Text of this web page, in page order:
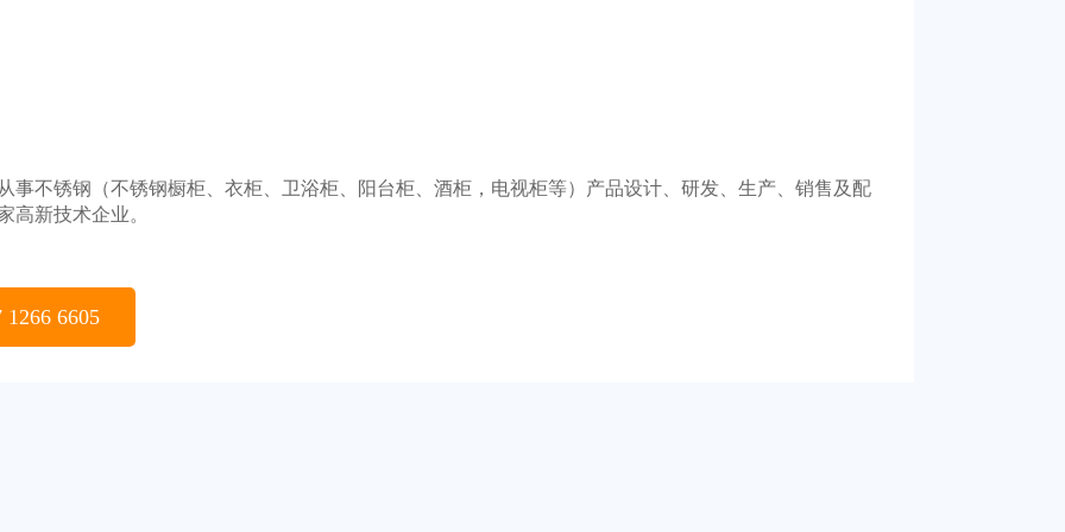
事不锈钢（不锈钢橱柜、衣柜、卫浴柜、阳台柜、酒柜，电视柜等）产品设计、研发、生产、销售及配
高新技术企业。
6605